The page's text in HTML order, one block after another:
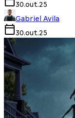
30.out.25
Gabriel Avila
30.out.25